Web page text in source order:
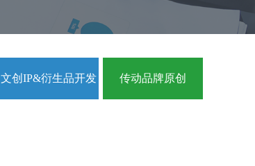
文创IP&衍生品开发 传动品牌原创